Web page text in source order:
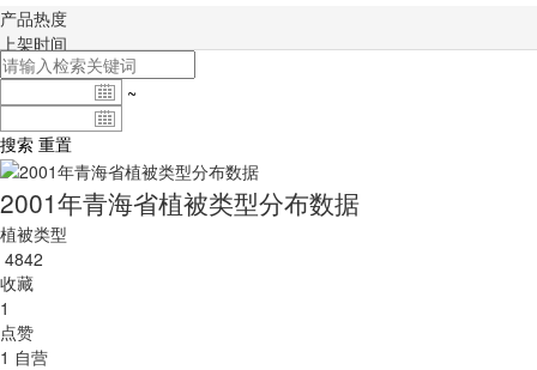
产品热度
上架时间
~
搜索 重置
2001年青海省植被类型分布数据
植被类型
4842
收藏
1
点赞
1 自营